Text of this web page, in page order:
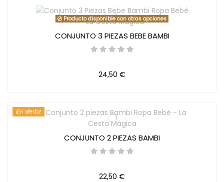
Producto disponible con otras opciones
CONJUNTO 3 PIEZAS BEBE BAMBI
24,50 €
¡En oferta!
CONJUNTO 2 PIEZAS BAMBI
22,50 €